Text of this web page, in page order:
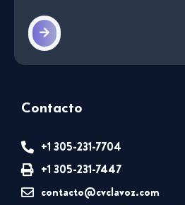
Contacto
+1 305-231-7704
+1 305-231-7447
contacto@cvclavoz.com